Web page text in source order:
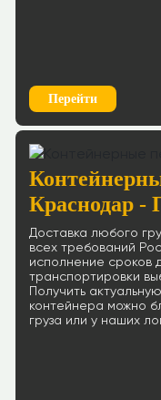
Перейти
Краснодар -
Доставка любого
всех требований
исполнение сроков
транспортировки
Получить
контейнера можно
груза или у наших